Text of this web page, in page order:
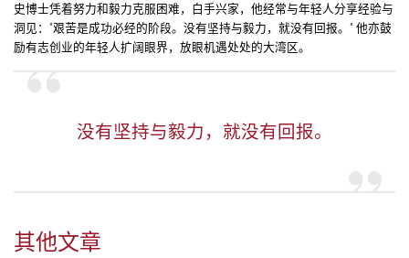
其他文章
史博士凭着努力和毅力克服困难，白手兴家，他经常与年轻人分享经验与
洞见："艰苦是成功必经的阶段。没有坚持与毅力，就没有回报。" 他亦鼓
励有志创业的年轻人扩阔眼界，放眼机遇处处的大湾区。
没有坚持与毅力，就没有回报。